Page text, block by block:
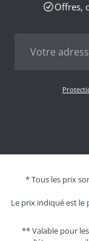
Offres,
* Tous les prix
Le prix indiqué est le
** Valable pour